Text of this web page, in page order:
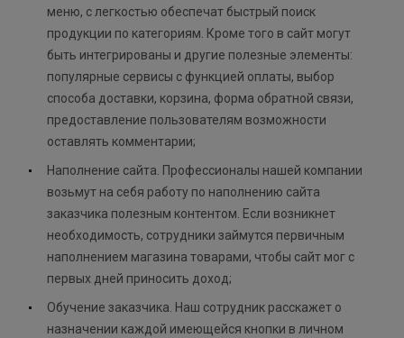
меню, с легкостью обеспечат быстрый поиск
продукции по категориям. Кроме того в сайт могут
быть интегрированы и другие полезные элементы:
популярные сервисы с функцией оплаты, выбор
способа доставки, корзина, форма обратной связи,
предоставление пользователям возможности
оставлять комментарии;
Наполнение сайта. Профессионалы нашей компании
возьмут на себя работу по наполнению сайта
заказчика полезным контентом. Если возникнет
необходимость, сотрудники займутся первичным
наполнением магазина товарами, чтобы сайт мог с
первых дней приносить доход;
Обучение заказчика. Наш сотрудник расскажет о
назначении каждой имеющейся кнопки в личном